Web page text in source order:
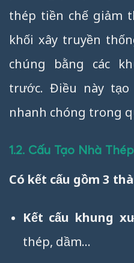
thép tiền chế giảm
khối xây truyền
chúng bằng các
trước. Điều này
nhanh chóng trong
1.2. Cấu Tạo Nhà
Có kết cấu gồm 3
Kết cấu khung
thép, dầm…